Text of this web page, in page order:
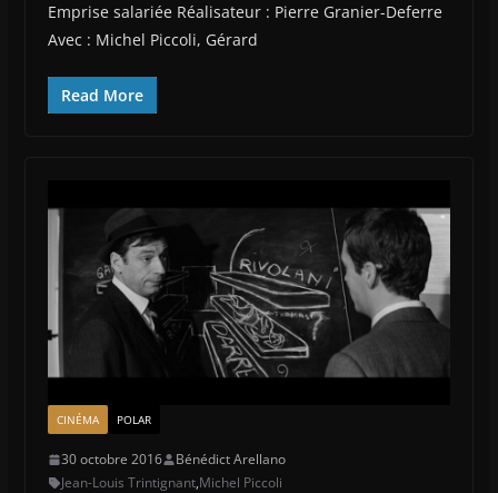
Emprise salariée Réalisateur : Pierre Granier-Deferre
Avec : Michel Piccoli, Gérard
Read More
CINÉMA POLAR
30 octobre 2016
Bénédict Arellano
Jean-Louis Trintignant,Michel Piccoli